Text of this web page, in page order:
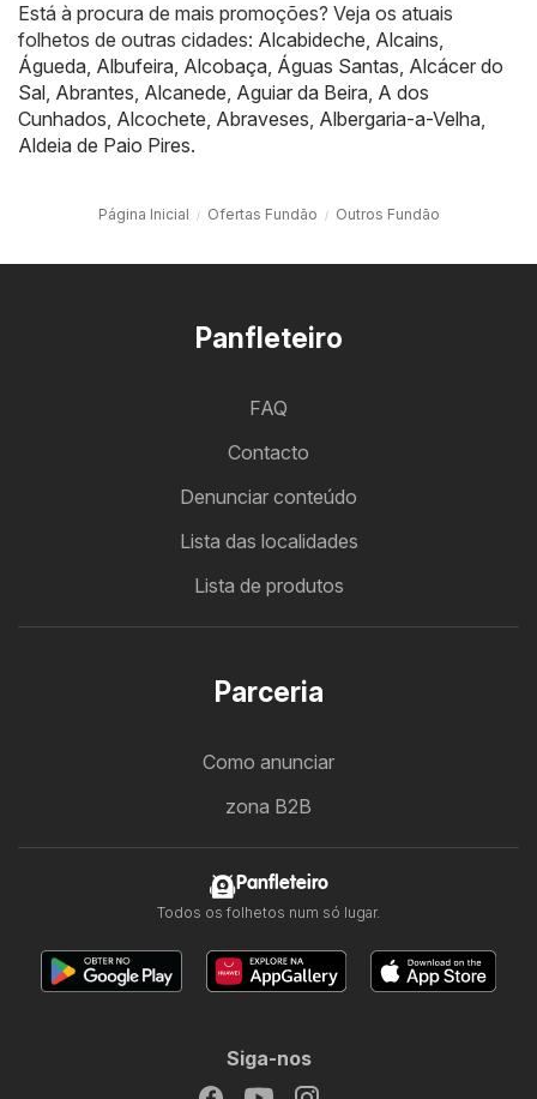
Está à procura de mais promoções? Veja os atuais
folhetos de outras cidades: Alcabideche, Alcains,
Águeda, Albufeira, Alcobaça, Águas Santas, Alcácer do
Sal, Abrantes, Alcanede, Aguiar da Beira, A dos
Cunhados, Alcochete, Abraveses, Albergaria-a-Velha,
Aldeia de Paio Pires.
Página Inicial Ofertas Fundão Outros Fundão
Panfleteiro
FAQ
Contacto
Denunciar conteúdo
Lista das localidades
Lista de produtos
Parceria
Como anunciar
zona B2B
Panfleteiro
Todos os folhetos num só lugar.
Siga-nos